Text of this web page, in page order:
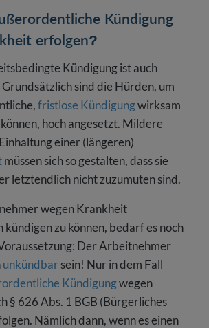
Kündigung
erfolgen?
Kündigung ist auch
sind die Hürden, um
fristlose Kündigungwirksam
hoch angesetzt. Mildere
einer (längeren)
müssen sich so gestalten, dass sie
letztendlich nicht zuzumuten sind.
wegen Krankheit
zu können, bedarf es noch
Der Arbeitnehmer
unkündbarsein! Nur in dem Fall
Kündigungwegen
§ 626 Abs. 1 BGB (Bürgerliches
Nämlich dann, wenn es einen